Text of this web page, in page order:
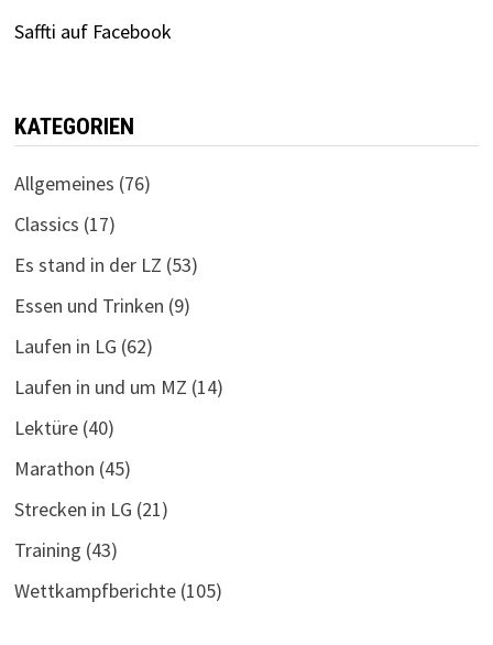
Saffti auf Facebook
KATEGORIEN
Allgemeines (76)
Classics (17)
Es stand in der LZ (53)
Essen und Trinken (9)
Laufen in LG (62)
Laufen in und um MZ (14)
Lektüre(40)
Marathon (45)
Strecken in LG (21)
Training (43)
Wettkampfberichte(105)